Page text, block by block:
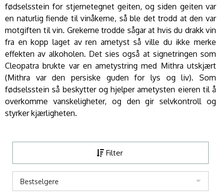
fødselsstein for stjernetegnet geiten, og siden geiten var
en naturlig fiende til vinåkerne, så ble det trodd at den var
motgiften til vin. Grekerne trodde sågar at hvis du drakk vin
fra en kopp laget av ren ametyst så ville du ikke merke
effekten av alkoholen. Det sies også at signetringen som
Cleopatra brukte var en ametystring med Mithra utskjært
(Mithra var den persiske guden for lys og liv). Som
fødselsstein så beskytter og hjelper ametysten eieren til å
overkomme vanskeligheter, og den gir selvkontroll og
styrker kjærligheten.
Filter
Bestselgere